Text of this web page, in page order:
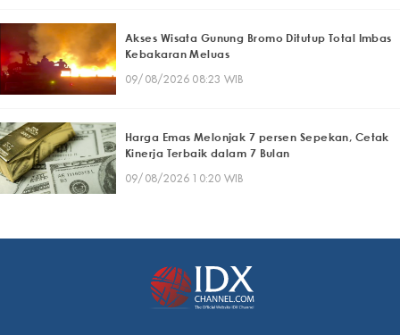
Akses Wisata Gunung Bromo Ditutup Total Imbas
Kebakaran Meluas
09/08/2026 08:23 WIB
Harga Emas Melonjak 7 persen Sepekan, Cetak
Kinerja Terbaik dalam 7 Bulan
09/08/2026 10:20 WIB